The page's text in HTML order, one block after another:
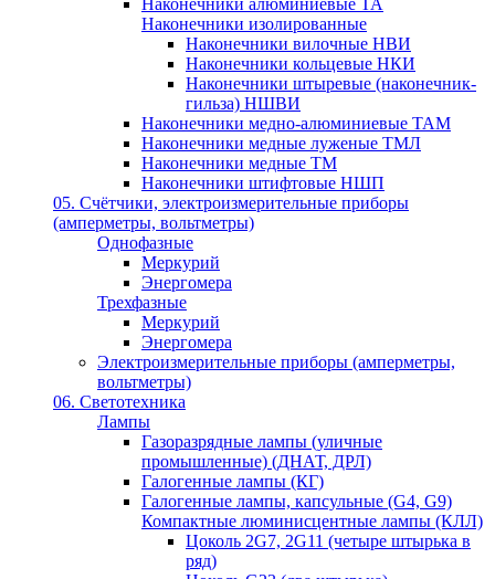
Наконечники алюминиевые ТА
Наконечники изолированные
Наконечники вилочные НВИ
Наконечники кольцевые НКИ
Наконечники штыревые (наконечник-
гильза) НШВИ
Наконечники медно-алюминиевые ТАМ
Наконечники медные луженые ТМЛ
Наконечники медные ТМ
Наконечники штифтовые НШП
05. Счётчики, электроизмерительные приборы
(амперметры, вольтметры)
Однофазные
Меркурий
Энергомера
Трехфазные
Меркурий
Энергомера
Электроизмерительные приборы (амперметры,
вольтметры)
06. Светотехника
Лампы
Газоразрядные лампы (уличные
промышленные) (ДНАТ, ДРЛ)
Галогенные лампы (КГ)
Галогенные лампы, капсульные (G4, G9)
Компактные люминисцентные лампы (КЛЛ)
Цоколь 2G7, 2G11 (четыре штырька в
ряд)